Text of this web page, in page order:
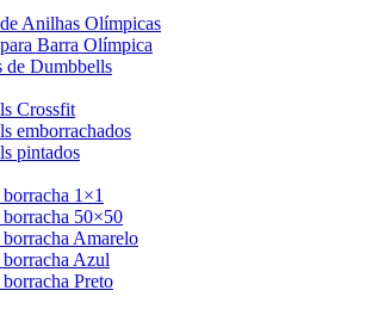
Anilhas Olímpicas
Barra Olímpica
de Dumbbells
Crossfit
emborrachados
pintados
1×1
borracha 50×50
borracha Amarelo
borracha Azul
Preto